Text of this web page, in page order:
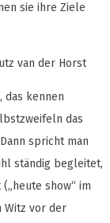
sie ihre Ziele
van der Horst
das kennen
das
spricht man
ständig begleitet,
show“ im
Witz vor der